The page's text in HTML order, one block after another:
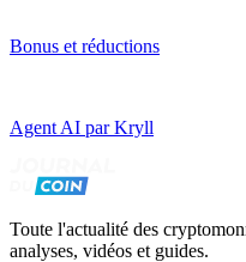
Bonus et réductions
Agent AI par Kryll
Toute l'actualité des
analyses, vidéos et guides.